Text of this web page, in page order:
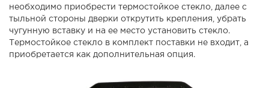
необходимо приобрести термостойкое стекло, далее с
тыльной стороны дверки открутить крепления, убрать
чугунную вставку и на ее место установить стекло.
Термостойкое стекло в комплект поставки не входит, а
приобретается как дополнительная опция.